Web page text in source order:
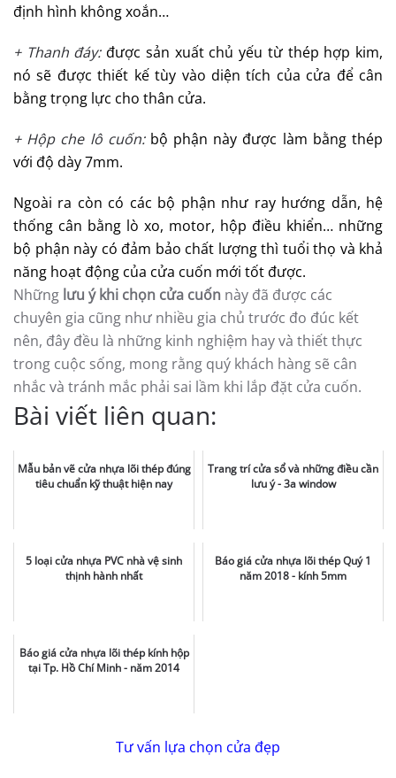
định hình không xoắn…
+ Thanh đáy:được sản xuất chủ yếu từ thép hợp kim,
nó sẽ được thiết kế tùy vào diện tích của cửa để cân
bằng trọng lực cho thân cửa.
+ Hộp che lô cuốn:bộ phận này được làm bằng thép
với độ dày 7mm.
Ngoài ra còn có các bộ phận như ray hướng dẫn, hệ
thống cân bằng lò xo, motor, hộp điều khiển… những
bộ phận này có đảm bảo chất lượng thì tuổi thọ và khả
năng hoạt động của cửa cuốn mới tốt được.
Những lưu ý khi chọn cửa cuốn này đã được các
chuyên gia cũng như nhiều gia chủ trước đo đúc kết
nên, đây đều là những kinh nghiệm hay và thiết thực
trong cuộc sống, mong rằng quý khách hàng sẽ cân
nhắc và tránh mắc phải sai lầm khi lắp đặt cửa cuốn.
Bài viết liên quan:
Mẫu bản vẽ cửa nhựa lõi thép đúng
tiêu chuẩn kỹ thuật hiện nay
Trang trí cửa sổ và những điều cần
lưu ý - 3a window
5 loại cửa nhựa PVC nhà vệ sinh
thịnh hành nhất
Báo giá cửa nhựa lõi thép Quý 1
năm 2018 - kính 5mm
Báo giá cửa nhựa lõi thép kính hộp
tại Tp. Hồ Chí Minh - năm 2014
Tư vấn lựa chọn cửa đẹp